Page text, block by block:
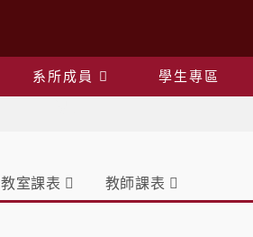
系所成員 學生專區
教室課表 教師課表